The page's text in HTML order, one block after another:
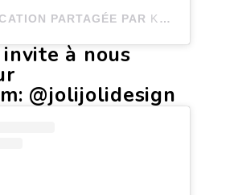
PARTAGÉE PAR KARINE FORGET
à nous
@jolijolidesign